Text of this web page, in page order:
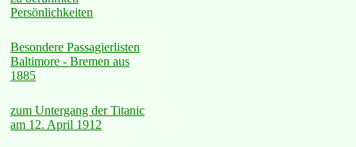
Persönlichkeiten
Besondere Passagierlisten
Baltimore - Bremen aus
1885
zum Untergang der Titanic
am 12. April 1912